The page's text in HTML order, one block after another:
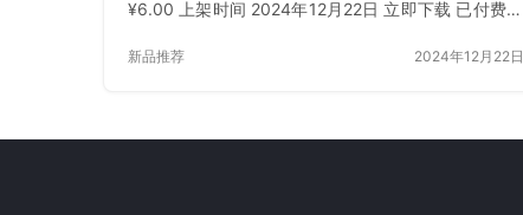
¥6.00 上架时间 2024年12月22日 立即下载 已付费？
新品推荐 2024年12月22日